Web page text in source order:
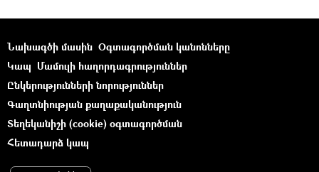
Նախագծի մասին Օգտագործման կանոնները
Կապ Մամուլի հաղորդագրություններ
Ընկերությունների նորություններ
Գաղտնիության քաղաքականություն
Տեղեկանիշի (cookie) օգտագործման
Հետադարձ կապ